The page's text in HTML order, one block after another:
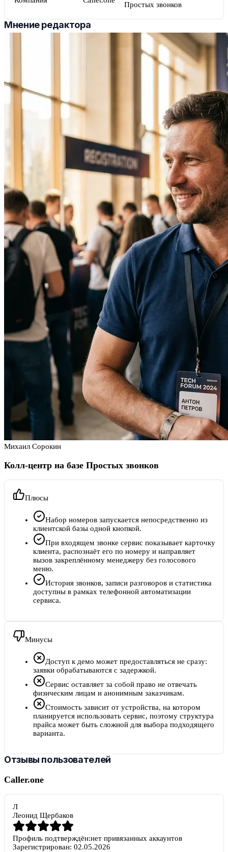
Простых звонков
Мнение редактора
Михаил Сорокин
Колл-центр на базе Простых звонков
Плюсы
Набор номеров запускается непосредственно из
клиентской базы одной кнопкой.
При входящем звонке сервис показывает карточку
клиента, распознаёт его по номеру и направляет
вызов закреплённому менеджеру без голосового
меню.
История звонков, записи разговоров и статистика
доступны в рамках телефонной автоматизации
сервиса.
Минусы
Доступ к демо может предоставляться не сразу:
заявки обрабатываются с задержкой.
Сервис оставляет за собой право не отвечать
физическим лицам и анонимным заказчикам.
Стоимость зависит от устройства, на котором
планируется использовать сервис, поэтому структура
прайса может быть сложной для выбора подходящего
варианта.
Отзывы пользователей
Caller.one
Л
Леонид Щербаков
Профиль подтверждён:нет привязанных аккаунтов
Зарегистрирован: 02.05.2026